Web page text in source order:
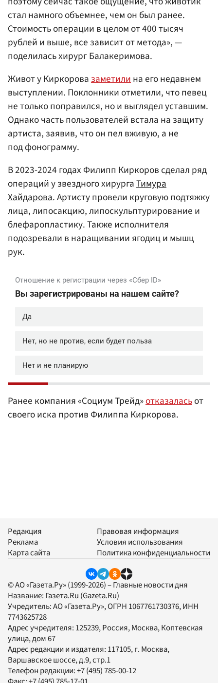
стал намного объемнее, чем он был ранее.
Стоимость операции в целом от 400 тысяч
рублей и выше, все зависит от метода», —
поделилась хирург Балакеримова.
Живот у Киркоровазаметилина его недавнем
выступлении. Поклонники отметили, что певец
не только поправился, но и выглядел уставшим.
Однако часть пользователей встала на защиту
артиста, заявив, что он пел вживую, а не
под фонограмму.
В 2023-2024 годах Филипп Киркоров сделал ряд
операций у звездного хирургаТимура
Хайдарова. Артисту провели круговую подтяжку
лица, липосакцию, липоскульптурирование и
блефаропластику. Также исполнителя
подозревали в наращивании ягодиц и мышц
рук.
Ранее компания «Социум Трейд»отказаласьот
своего иска против Филиппа Киркорова.
Редакция
Реклама
Карта сайта
Правовая информация
Условия использования
Политика конфиденциальности
© АО «Газета.Ру» (1999-2026) – Главные новости дня
Название: Газета.Ru (Gazeta.Ru)
Учредитель:АО «Газета.Ру», ОГРН 1067761730376, ИНН
7743625728
Адрес учредителя: 125239, Россия, Москва, Коптевская
улица, дом 67
Адрес редакции и издателя: 117105, г. Москва,
Варшавское шоссе, д.9, стр.1
Телефон редакции:+7 (495) 785-00-12